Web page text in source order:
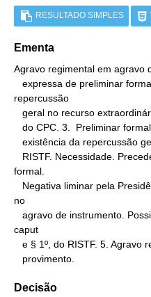
RESULTADO SIMPLES
Ementa
Agravo regimental em agravo
repercussão
formal.
no
caput
   provimento.
Decisão